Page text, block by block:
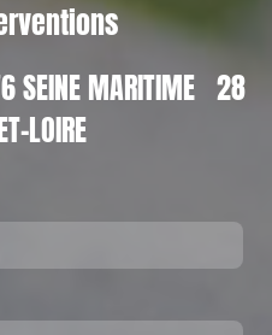
SEINE MARITIME 28
LOIRE